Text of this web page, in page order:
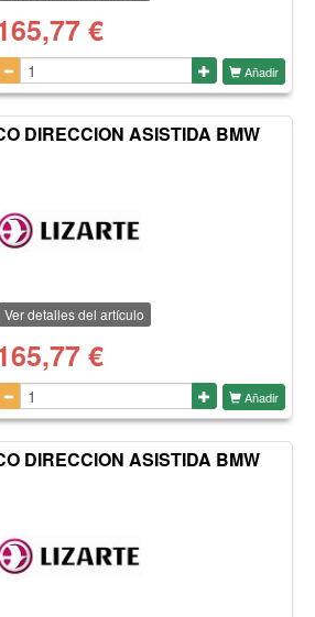
€
Añadir
DIRECCION ASISTIDA BMW
Ver detalles del artículo
€
Añadir
DIRECCION ASISTIDA BMW